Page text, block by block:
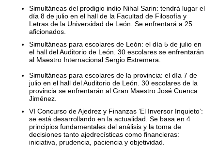
Simultáneas del prodigio indio Nihal Sarin: tendrá lugar el
día 8 de julio en el hall de la Facultad de Filosofía y
Letras de la Universidad de León. Se enfrentará a 25
aficionados.
Simultáneas para escolares de León: el día 5 de julio en
el hall del Auditorio de León. 30 escolares se enfrentarán
al Maestro Internacional Sergio Estremera.
Simultáneas para escolares de la provincia: el día 7 de
julio en el hall del Auditorio de León. 30 escolares de la
provincia se enfrentarán al Gran Maestro José Cuenca
Jiménez.
VI Concurso de Ajedrez y Finanzas ‘El Inversor Inquieto’:
se está desarrollando en la actualidad. Se basa en 4
principios fundamentales del análisis y la toma de
decisiones tanto ajedrecísticas como financieras:
iniciativa, prudencia, paciencia y objetividad.